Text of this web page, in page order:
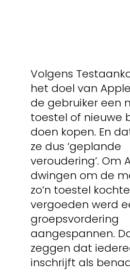
Volgens
het doel van
de gebruiker een
toestel of nieuwe
doen kopen. En
ze dus ‘geplande
veroudering’. Om
dwingen om de
zo’n toestel
vergoeden werd
groepsvordering
aangespannen.
zeggen dat
inschrijft als